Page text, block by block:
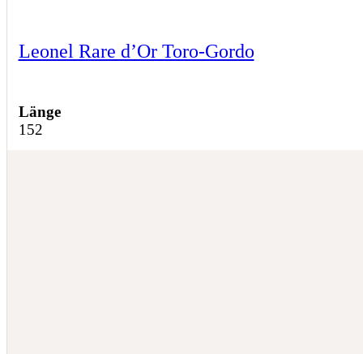
Leonel Rare d’Or Toro-Gordo
Länge
152